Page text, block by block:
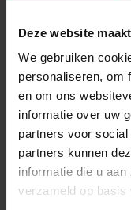
Deze website
We gebruiken
personaliseren, om
en om ons
informatie over uw
partners voor
partners kunnen
informatie die u
verzameld op basis
beetje
creëer je in een
ruimte. Het enige
druppels geurolie
oliebrander.
Geur:Zoet,
Inhoud: 30 ml
Wat is